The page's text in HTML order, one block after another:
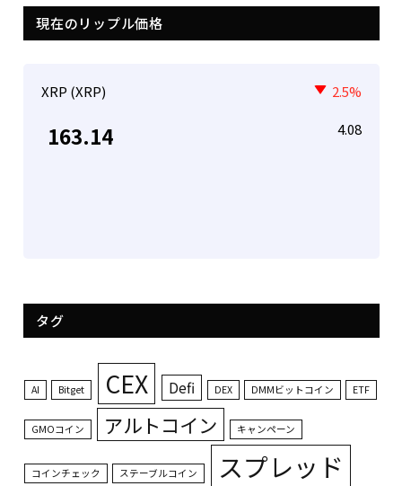
現在のリップル価格
XRP (XRP) 2.5%
163.14 4.08
タグ
AI Bitget CEX Defi DEX DMMビットコイン ETF
GMOコイン アルトコイン キャンペーン
コインチェック ステーブルコイン スプレッド